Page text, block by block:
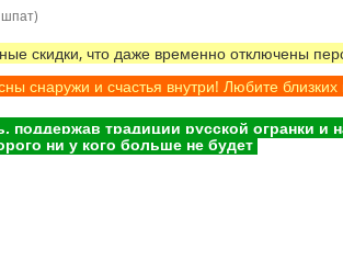
скидки, что даже временно отключены
снаружи и счастья внутри! Любите
традиции русской огранки и
ни у кого больше не будет